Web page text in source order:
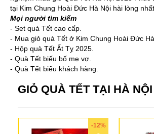
tại Kim Chung Hoài Đức Hà Nội hài lòng nhất.
Mọi người tìm kiếm
- Set quà Tết cao cấp.
- Mua giỏ quà Tết ở Kim Chung Hoài Đức Hà
- Hộp quà Tết Ất Tỵ 2025.
- Quà Tết biếu bố mẹ vợ.
- Quà Tết biếu khách hàng.
GIỎ QUÀ TẾT TẠI HÀ NỘI
-12%